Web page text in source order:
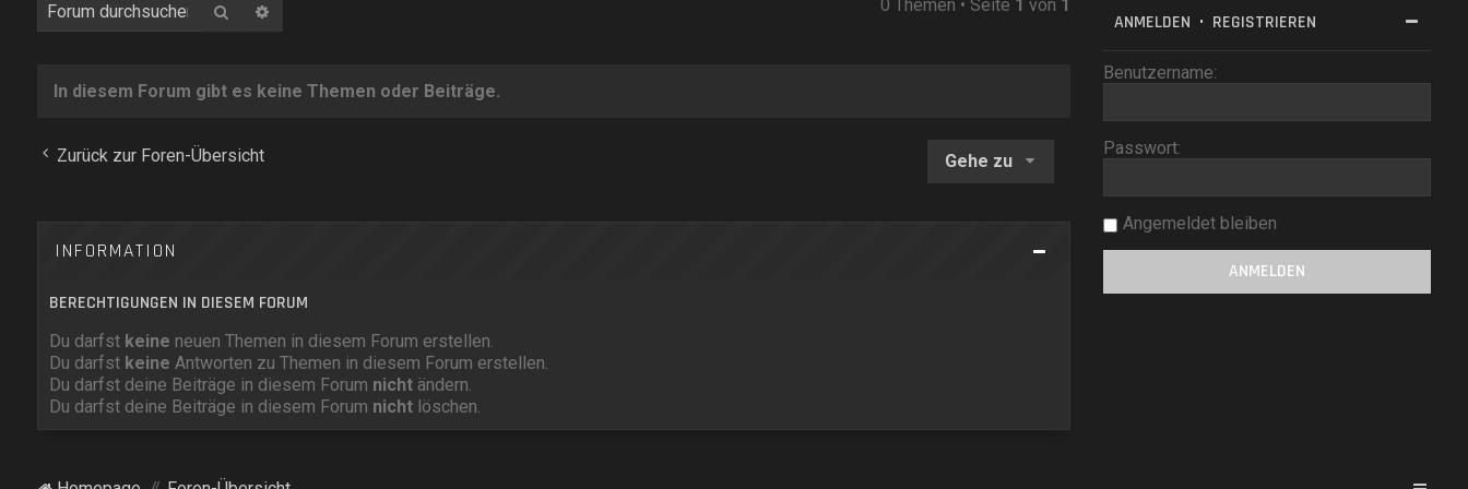
Suche 0 Themen • Seite 1 von 1
In diesem Forum gibt es keine Themen oder Beiträge.
Zurück zur Foren-Übersicht Gehe zu
INFORMATION
BERECHTIGUNGEN IN DIESEM FORUM
Du darfst keine neuen Themen in diesem Forum erstellen.
Du darfst keine Antworten zu Themen in diesem Forum erstellen.
Du darfst deine Beiträge in diesem Forum nichtändern.
Du darfst deine Beiträge in diesem Forum nichtlöschen.
ANMELDEN • REGISTRIEREN
Benutzername:
Passwort:
Angemeldet bleiben